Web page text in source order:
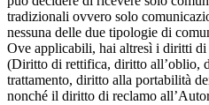
tradizionali ovvero solo
nessuna delle due tipologie di
Ove applicabili, hai altresì i diritti
(Diritto di rettifica, diritto all’oblio,
trattamento, diritto alla portabilità
nonché il diritto di reclamo